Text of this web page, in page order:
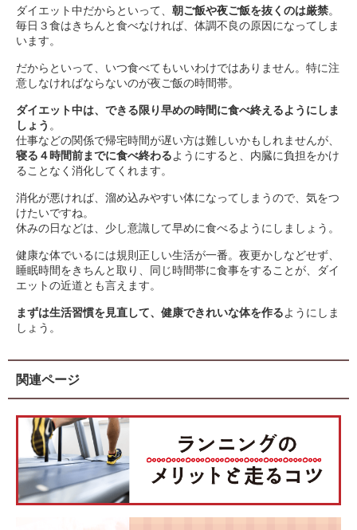
ダイエット中だからといって、 朝ご飯や夜ご飯を抜くのは厳禁。
毎日３食はきちんと食べなければ、体調不良の原因になってしま
います。
だからといって、いつ食べてもいいわけではありません。特に注
意しなければならないのが夜ご飯の時間帯。
ダイエット中は、できる限り早めの時間に食べ終えるようにしま
しょう 。
仕事などの関係で帰宅時間が遅い方は難しいかもしれませんが、
寝る４時間前までに食べ終わるようにすると、内臓に負担をかけ
ることなく消化してくれます。
消化が悪ければ、溜め込みやすい体になってしまうので、気をつ
けたいですね。
休みの日などは、少し意識して早めに食べるようにしましょう。
健康な体でいるには規則正しい生活が一番。夜更かしなどせず、
睡眠時間をきちんと取り、同じ時間帯に食事をすることが、ダイ
エットの近道とも言えます。
まずは生活習慣を見直して、健康できれいな体を作るようにしま
しょう。
関連ページ